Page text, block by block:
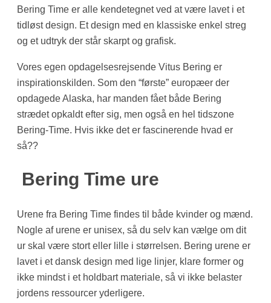
Bering Time er alle kendetegnet ved at være lavet i et
tidløst design. Et design med en klassiske enkel streg
og et udtryk der står skarpt og grafisk.
Vores egen opdagelsesrejsende Vitus Bering er
inspirationskilden. Som den “første” europæer der
opdagede Alaska, har manden fået både Bering
strædet opkaldt efter sig, men også en hel tidszone
Bering-Time. Hvis ikke det er fascinerende hvad er
så??
Bering Time ure
Urene fra Bering Time findes til både kvinder og mænd.
Nogle af urene er unisex, så du selv kan vælge om dit
ur skal være stort eller lille i størrelsen. Bering urene er
lavet i et dansk design med lige linjer, klare former og
ikke mindst i et holdbart materiale, så vi ikke belaster
jordens ressourcer yderligere.